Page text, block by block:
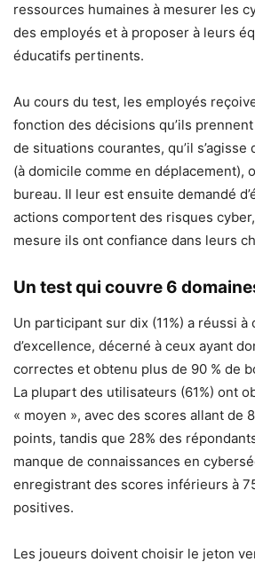
ressources humaines à mesurer les
des employés et à proposer à leurs
éducatifs pertinents.
Au cours du test, les employés
fonction des décisions qu’ils
de situations courantes, qu’il s’agisse
(à domicile comme en déplacement),
bureau. Il leur est ensuite demandé
actions comportent des risques
mesure ils ont confiance dans leurs
Un test qui couvre 6
Un participant sur dix (11%) a réussi
d’excellence, décerné à ceux ayant
correctes et obtenu plus de 90 % de
La plupart des utilisateurs (61%) ont
« moyen », avec des scores allant de
points, tandis que 28% des
manque de connaissances en
enregistrant des scores inférieurs à
positives.
Les joueurs doivent choisir le jeton